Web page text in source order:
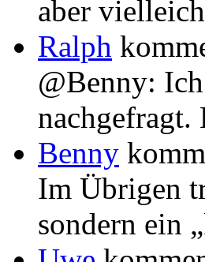
aber
Ralph
@Benny:
nachgefragt.
Benny
Im Übrigen
sondern ein